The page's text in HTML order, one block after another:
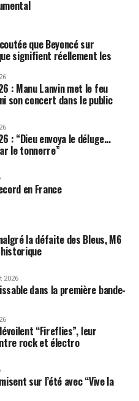
que Beyoncé sur
signifient réellement les
: Manu Lanvin met le feu
son concert dans le public
: “Dieu envoya le déluge…
le tonnerre”
en France
la défaite des Bleus, M6
2026
dans la première bande-
“Fireflies”, leur
rock et électro
sur l’été avec “Vive la